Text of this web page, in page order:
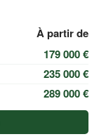
À partir de
179 000 €
235 000 €
289 000 €